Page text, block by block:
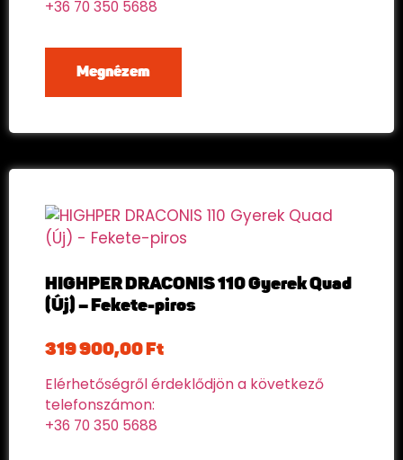
+36 70 350 5688
Megnézem
HIGHPER DRACONIS 110 Gyerek Quad
(Új) – Fekete-piros
319 900,00Ft
Elérhetőségről érdeklődjön a következő
telefonszámon:
+36 70 350 5688